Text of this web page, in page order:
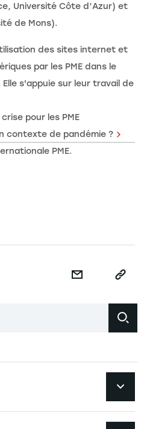
Université Côte d’Azur) et
de Mons).
des sites internet et
par les PME dans le
s'appuie sur leur travail de
pour les PME
contexte de pandémie ?
PME.